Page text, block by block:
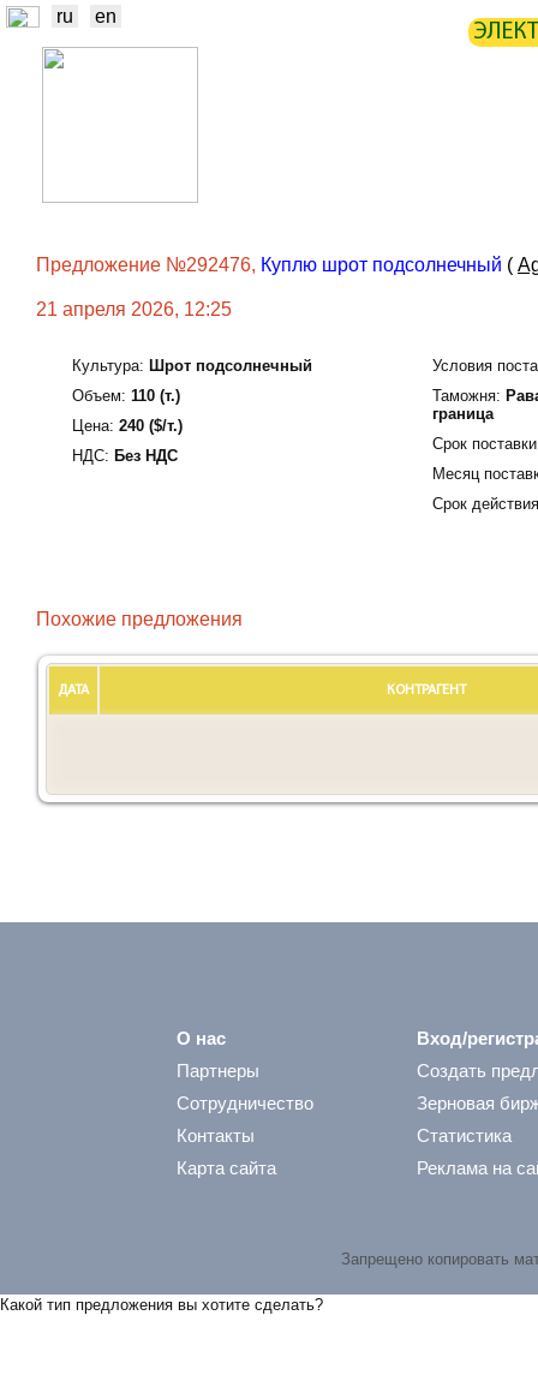
ru en
Предложение №292476, Куплю шрот подсолнечный (
21 апреля 2026, 12:25
Культура: Шрот подсолнечный
Объем: 110 (т.)
Цена: 240 ($/т.)
НДС: Без НДС
Условия
Таможня:
граница
Срок
Месяц
Срок
Похожие предложения
ДАТА КОНТРАГЕНТ
О нас
Партнеры
Сотрудничество
Контакты
Карта сайта
Вход/
Создать
Зерновая
Статистика
Реклама на
Запрещено копировать
Какой тип предложения вы хотите сделать?